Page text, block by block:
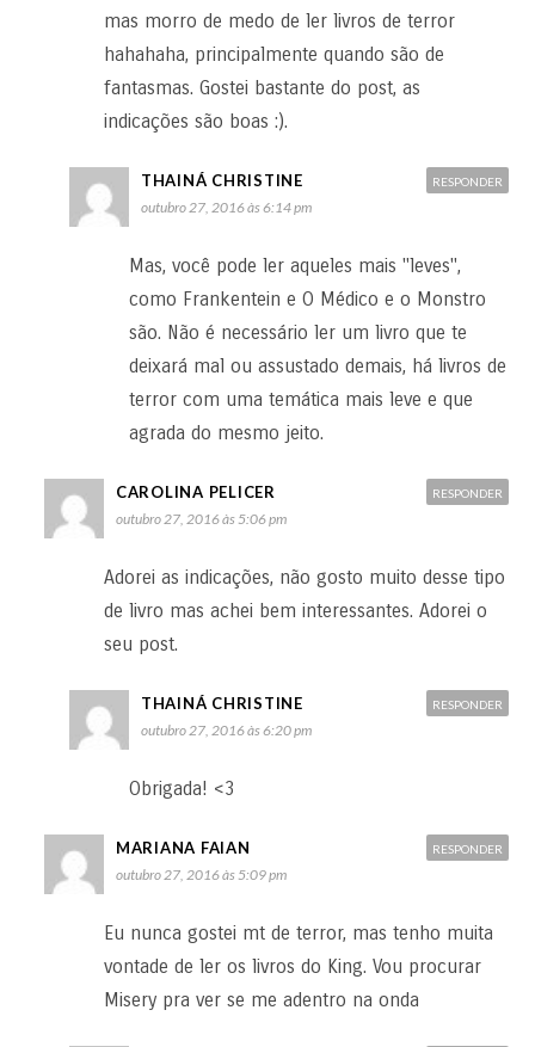
mas morro de medo de ler livros de terror
hahahaha, principalmente quando são de
fantasmas. Gostei bastante do post, as
indicações são boas :).
THAINÁ CHRISTINE
outubro 27, 2016 às 6:14 pm
Mas, você pode ler aqueles mais "leves",
como Frankentein e O Médico e o Monstro
são. Não é necessário ler um livro que te
deixará mal ou assustado demais, há livros de
terror com uma temática mais leve e que
agrada do mesmo jeito.
RESPONDER
CAROLINA PELICER
outubro 27, 2016 às 5:06 pm
Adorei as indicações, não gosto muito desse tipo
de livro mas achei bem interessantes. Adorei o
seu post.
RESPONDER
THAINÁ CHRISTINE
outubro 27, 2016 às 6:20 pm
Obrigada! <3
RESPONDER
MARIANA FAIAN
outubro 27, 2016 às 5:09 pm
Eu nunca gostei mt de terror, mas tenho muita
vontade de ler os livros do King. Vou procurar
Misery pra ver se me adentro na onda
RESPONDER